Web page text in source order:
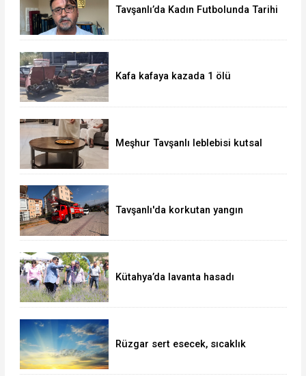
Tavşanlı’da Kadın Futbolunda Tarihi
Kafa kafaya kazada 1 ölü
Meşhur Tavşanlı leblebisi kutsal
Tavşanlı'da korkutan yangın
Kütahya’da lavanta hasadı
Rüzgar sert esecek, sıcaklık